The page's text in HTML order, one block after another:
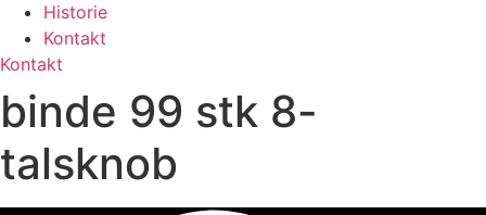
Historie
Kontakt
Kontakt
binde 99 stk 8-
talsknob